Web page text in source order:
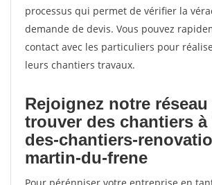
processus qui permet de vérifier la
demande de devis. Vous pouvez
contact avec les particuliers pour
leurs chantiers travaux.
Rejoignez notre
trouver des chantiers à
des-chantiers-
martin-du-frene